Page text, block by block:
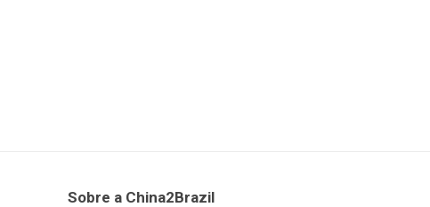
Sobre a China2Brazil